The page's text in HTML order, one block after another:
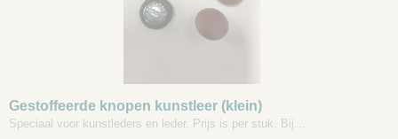
Gestoffeerde knopen kunstleer (klein)
Speciaal voor kunstleders en leder. Prijs is per stuk. Bij…